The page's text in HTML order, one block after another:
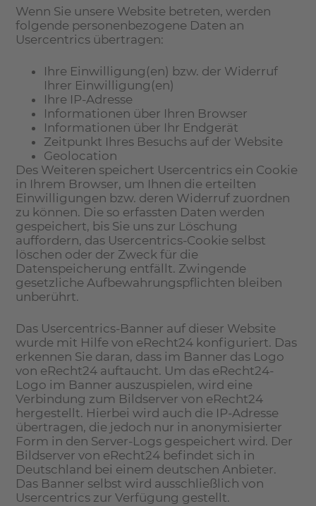
Wenn Sie unsere Website betreten, werden
folgende personenbezogene Daten an
Usercentrics übertragen:
Ihre Einwilligung(en) bzw. der Widerruf
Ihrer Einwilligung(en)
Ihre IP-Adresse
Informationen über Ihren Browser
Informationen über Ihr Endgerät
Zeitpunkt Ihres Besuchs auf der Website
Geolocation
Des Weiteren speichert Usercentrics ein Cookie
in Ihrem Browser, um Ihnen die erteilten
Einwilligungen bzw. deren Widerruf zuordnen
zu können. Die so erfassten Daten werden
gespeichert, bis Sie uns zur Löschung
auffordern, das Usercentrics-Cookie selbst
löschen oder der Zweck für die
Datenspeicherung entfällt. Zwingende
gesetzliche Aufbewahrungspflichten bleiben
unberührt.
Das Usercentrics-Banner auf dieser Website
wurde mit Hilfe von eRecht24 konfiguriert. Das
erkennen Sie daran, dass im Banner das Logo
von eRecht24 auftaucht. Um das eRecht24-
Logo im Banner auszuspielen, wird eine
Verbindung zum Bildserver von eRecht24
hergestellt. Hierbei wird auch die IP-Adresse
übertragen, die jedoch nur in anonymisierter
Form in den Server-Logs gespeichert wird. Der
Bildserver von eRecht24 befindet sich in
Deutschland bei einem deutschen Anbieter.
Das Banner selbst wird ausschließlich von
Usercentrics zur Verfügung gestellt.